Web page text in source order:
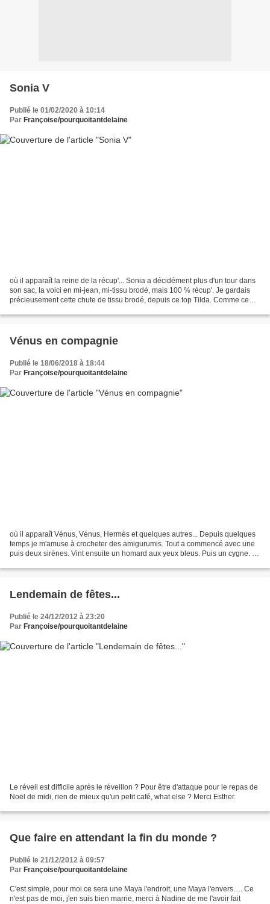
Sonia V
Publié le 01/02/2020 à 10:14
Par Françoise/pourquoitantdelaine
où il apparaît la reine de la récup'... Sonia a décidément plus d'un tour dans
son sac, la voici en mi-jean, mi-tissu brodé, mais 100 % récup'. Je gardais
précieusement cette chute de tissu brodé, depuis ce top Tilda. Comme ce
Vénus en compagnie
Publié le 18/06/2018 à 18:44
Par Françoise/pourquoitantdelaine
où il apparaît Vénus, Vénus, Hermès et quelques autres... Depuis quelques
temps je m'amuse à crocheter des amigurumis. Tout a commencé avec une
puis deux sirènes. Vint ensuite un homard aux yeux bleus. Puis un cygne. Et
Lendemain de fêtes...
Publié le 24/12/2012 à 23:20
Par Françoise/pourquoitantdelaine
Le réveil est difficile après le réveillon ? Pour être d'attaque pour le repas de
Noël de midi, rien de mieux qu'un petit café, what else ? Merci Esther.
Que faire en attendant la fin du monde ?
Publié le 21/12/2012 à 09:57
Par Françoise/pourquoitantdelaine
C'est simple, pour moi ce sera une Maya l'endroit, une Maya l'envers..... Ce
n'est pas de moi, j'en suis bien marrie, merci à Nadine de me l'avoir fait